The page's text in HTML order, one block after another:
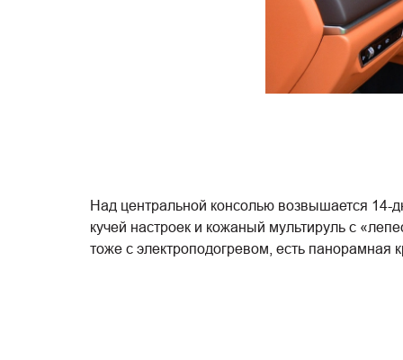
Над центральной консолью возвышается 14-
кучей настроек и кожаный мультируль с
тоже с электроподогревом, есть